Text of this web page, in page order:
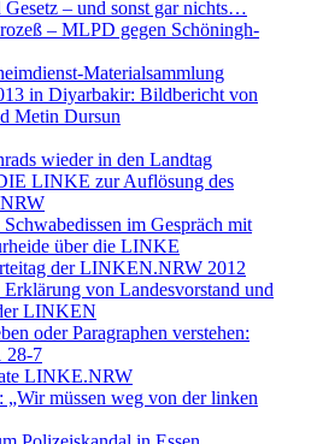
Gesetz – und sonst gar nichts…
– MLPD gegen Schöningh-
Materialsammlung
in Diyarbakir: Bildbericht von
Metin Dursun
wieder in den Landtag
LINKE zur Auflösung des
im Gespräch mit
über die LINKE
der LINKEN.NRW 2012
von Landesvorstand und
LINKEN
oder Paragraphen verstehen:
28-7
LINKE.NRW
müssen weg von der linken